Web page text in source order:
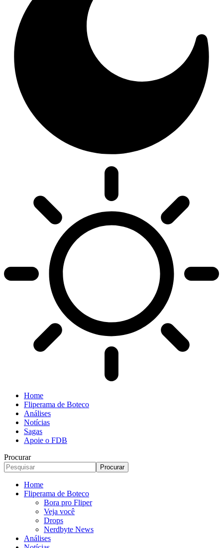
Home
Fliperama de Boteco
Análises
Notícias
Sagas
Apoie o FDB
Procurar
Home
Fliperama de Boteco
Bora pro Fliper
Veja você
Drops
Nerdbyte News
Análises